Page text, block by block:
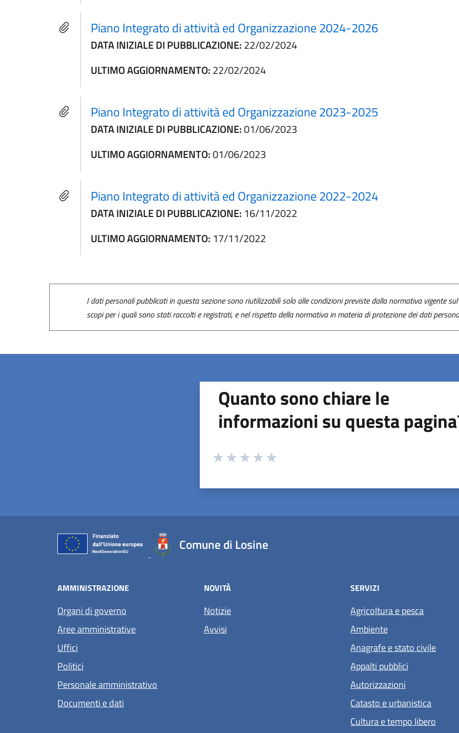
Piano Integrato di attività ed Organizzazione 2024-2026
DATA INIZIALE DI PUBBLICAZIONE:22/02/2024
ULTIMO AGGIORNAMENTO:22/02/2024
Piano Integrato di attività ed Organizzazione 2023-2025
DATA INIZIALE DI PUBBLICAZIONE:01/06/2023
ULTIMO AGGIORNAMENTO:01/06/2023
Piano Integrato di attività ed Organizzazione 2022-2024
DATA INIZIALE DI PUBBLICAZIONE: 16/11/2022
ULTIMO AGGIORNAMENTO: 17/11/2022
I dati personali pubblicati in questa sezione sono riutilizzabili solo alle condizioni previste dalla normativa vigente
scopi per i quali sono stati raccolti e registrati, e nel rispetto della normativa in materia di protezione dei dati
Quanto sono chiare le
informazioni su questa
Valuta da 1 a 5 stelle la pagina
Comune di Losine
AMMINISTRAZIONE
Organi di governo
Aree amministrative
Uffici
Politici
Personale amministrativo
Documenti e dati
NOVITÀ
Notizie
Avvisi
SERVIZI
Agricoltura e pesca
Ambiente
Anagrafe e stato civile
Appalti pubblici
Autorizzazioni
Catasto e urbanistica
Cultura e tempo libero